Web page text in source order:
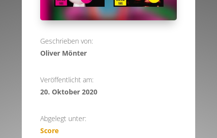
Geschrieben von:
Oliver Mönter
Veröffentlicht am:
20. Oktober 2020
Abgelegt unter:
Score